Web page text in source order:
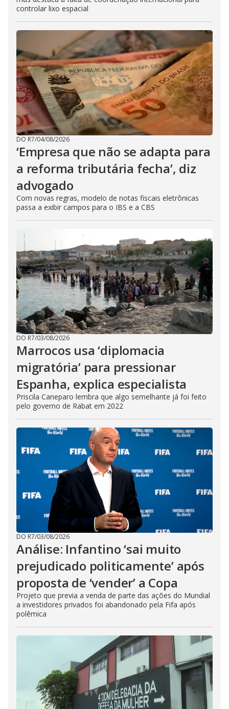
controlar lixo espacial
DO R7/04/08/2026
‘Empresa que não se adapta para
a reforma tributária fecha’, diz
advogado
Com novas regras, modelo de notas fiscais eletrônicas
passa a exibir campos para o IBS e a CBS
DO R7/03/08/2026
Marrocos usa ‘diplomacia
migratória’ para pressionar
Espanha, explica especialista
Priscila Caneparo lembra que algo semelhante já foi feito
pelo governo de Rabat em 2022
DO R7/03/08/2026
Análise: Infantino ‘sai muito
prejudicado politicamente’ após
proposta de ‘vender’ a Copa
Projeto que previa a venda de parte das ações do Mundial
a investidores privados foi abandonado pela Fifa após
polêmica